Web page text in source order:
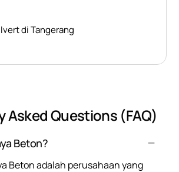
di Tangerang
Asked Questions (FAQ)
Beton?
Beton adalah perusahaan yang